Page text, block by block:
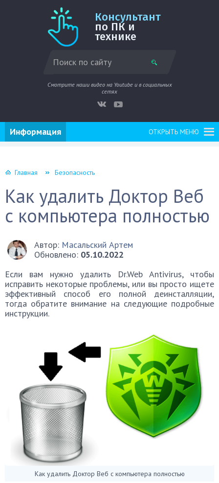
Консультант
по ПК и
технике
Смотрите наши видео на Youtube и в социальных
сетях
ОТКРЫТЬ МЕНЮ
Информация
Главная Безопасность
Как удалить Доктор Веб
с компьютера полностью
Автор: Масальский Артем
Обновлено: 05.10.2022
Если вам нужно удалить Dr.Web Antivirus, чтобы
исправить некоторые проблемы, или вы просто ищете
эффективный способ его полной деинсталляции,
тогда обратите внимание на следующие подробные
инструкции.
Как удалить Доктор Веб с компьютера полностью